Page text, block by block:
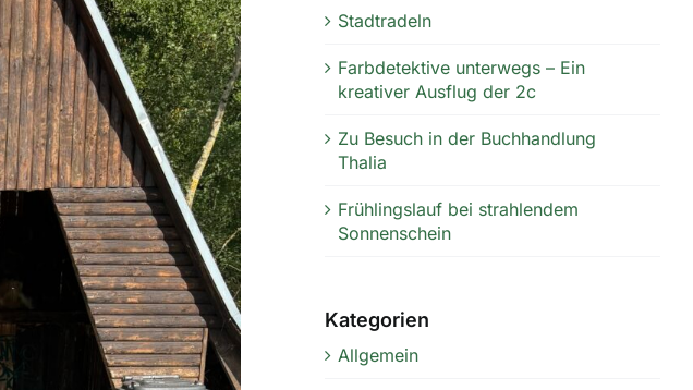
Stadtradeln
Farbdetektive unterwegs – Ein
kreativer Ausflug der 2c
Zu Besuch in der Buchhandlung
Thalia
Frühlingslauf bei strahlendem
Sonnenschein
Kategorien
Allgemein